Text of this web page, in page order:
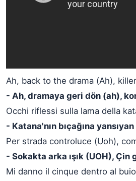
Ah, back to the drama (Ah),
- Ah, dramaya geri dön (ah),
Occhi riflessi sulla lama della
- Katana'nın bıçağına
Per strada controluce (Uoh),
- Sokakta arka ışık (UOH),
Mi danno il cinque dentro al